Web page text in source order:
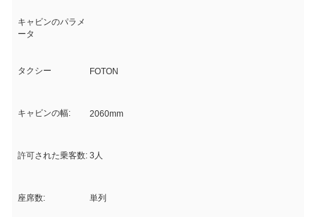
キャビンのパラメ
ータ
タクシー FOTON
キャビンの幅: 2060mm
許可された乗客数: 3人
座席数: 単列